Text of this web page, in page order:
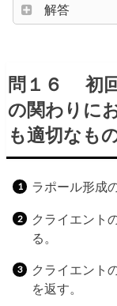
解答
問１６ 初
の関わりに
も適切なも
ラポール形成
クライエント
る。
クライエント
を返す。